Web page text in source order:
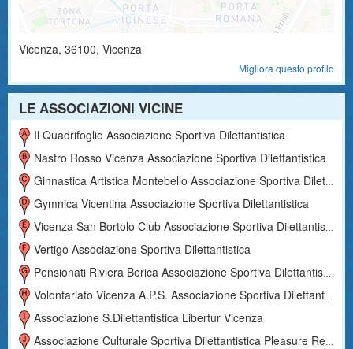
Vicenza, 36100, Vicenza
Migliora questo profilo
LE ASSOCIAZIONI VICINE
Il Quadrifoglio Associazione Sportiva Dilettantistica
Nastro Rosso Vicenza Associazione Sportiva Dilettantistica
Ginnastica Artistica Montebello Associazione Sportiva Dilettantistica
Gymnica Vicentina Associazione Sportiva Dilettantistica
Vicenza San Bortolo Club Associazione Sportiva Dilettantistica
Vertigo Associazione Sportiva Dilettantistica
Pensionati Riviera Berica Associazione Sportiva Dilettantistica
Volontariato Vicenza A.p.s. Associazione Sportiva Dilettantistica
Associazione S.dilettantistica Libertur Vicenza
Associazione Culturale Sportiva Dilettantistica Pleasure Relax